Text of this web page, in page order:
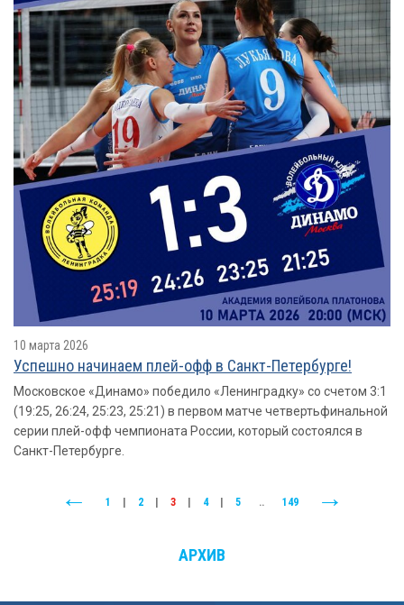
10 марта 2026
Успешно начинаем плей-офф в Санкт-Петербурге!
Московское «Динамо» победило «Ленинградку» со счетом 3:1
(19:25, 26:24, 25:23, 25:21) в первом матче четвертьфинальной
серии плей-офф чемпионата России, который состоялся в
Санкт-Петербурге.
1 2 3 4 5 .. 149
АРХИВ